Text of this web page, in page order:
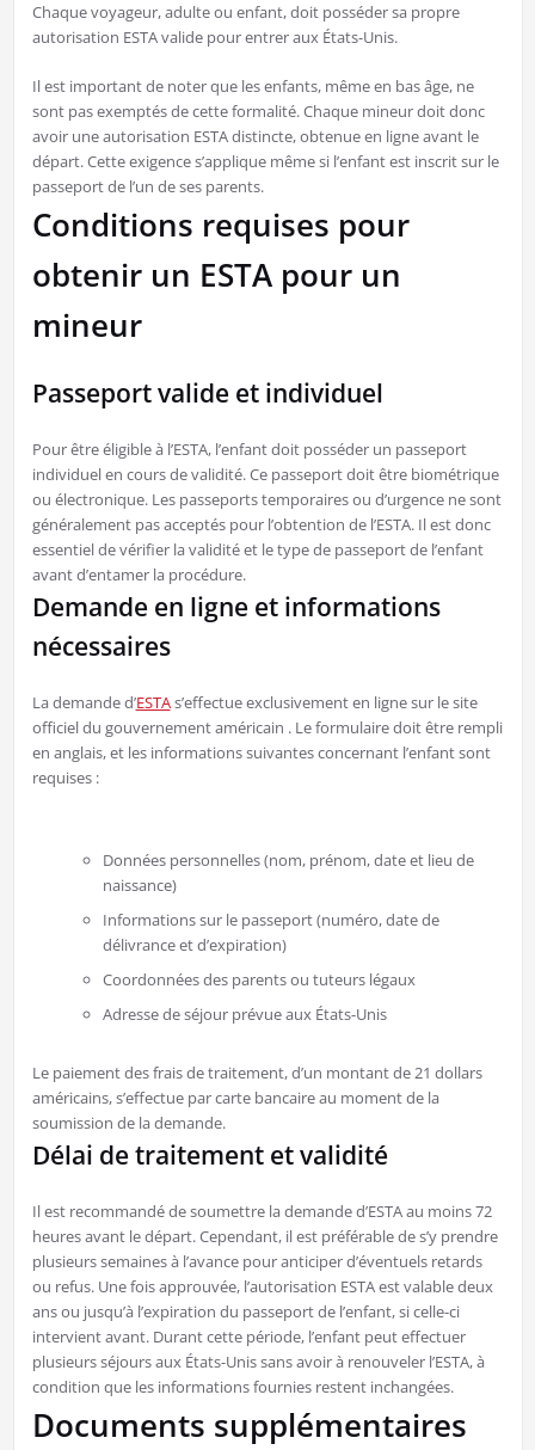
Chaque voyageur, adulte ou enfant, doit posséder sa propre
autorisation ESTA valide pour entrer aux États-Unis.
Il est important de noter que les enfants, même en bas âge, ne
sont pas exemptés de cette formalité. Chaque mineur doit donc
avoir une autorisation ESTA distincte, obtenue en ligne avant le
départ. Cette exigence s’applique même si l’enfant est inscrit sur le
passeport de l’un de ses parents.
Conditions requises pour
obtenir un ESTA pour un
mineur
Passeport valide et individuel
Pour être éligible à l’ESTA, l’enfant doit posséder un passeport
individuel en cours de validité. Ce passeport doit être biométrique
ou électronique. Les passeports temporaires ou d’urgence ne sont
généralement pas acceptés pour l’obtention de l’ESTA. Il est donc
essentiel de vérifier la validité et le type de passeport de l’enfant
avant d’entamer la procédure.
Demande en ligne et informations
nécessaires
La demande d’ESTAs’effectue exclusivement en ligne sur le site
officiel du gouvernement américain . Le formulaire doit être rempli
en anglais, et les informations suivantes concernant l’enfant sont
requises :
Données personnelles (nom, prénom, date et lieu de
naissance)
Informations sur le passeport (numéro, date de
délivrance et d’expiration)
Coordonnées des parents ou tuteurs légaux
Adresse de séjour prévue aux États-Unis
Le paiement des frais de traitement, d’un montant de 21 dollars
américains, s’effectue par carte bancaire au moment de la
soumission de la demande.
Délai de traitement et validité
Il est recommandé de soumettre la demande d’ESTA au moins 72
heures avant le départ. Cependant, il est préférable de s’y prendre
plusieurs semaines à l’avance pour anticiper d’éventuels retards
ou refus. Une fois approuvée, l’autorisation ESTA est valable deux
ans ou jusqu’à l’expiration du passeport de l’enfant, si celle-ci
intervient avant. Durant cette période, l’enfant peut effectuer
plusieurs séjours aux États-Unis sans avoir à renouveler l’ESTA, à
condition que les informations fournies restent inchangées.
Documents supplémentaires